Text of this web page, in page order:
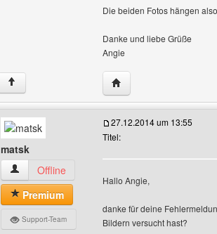
Die beiden Fotos hängen
Danke und liebe Grüße
Angie
↑ Website dieses
matsk
matsk Benutzer-Profile anzeigen
Offline
Premium
Support-Team
27.12.2014 um 13:55
Titel:
Hallo Angie,
danke für deine
Bildern versucht hast?